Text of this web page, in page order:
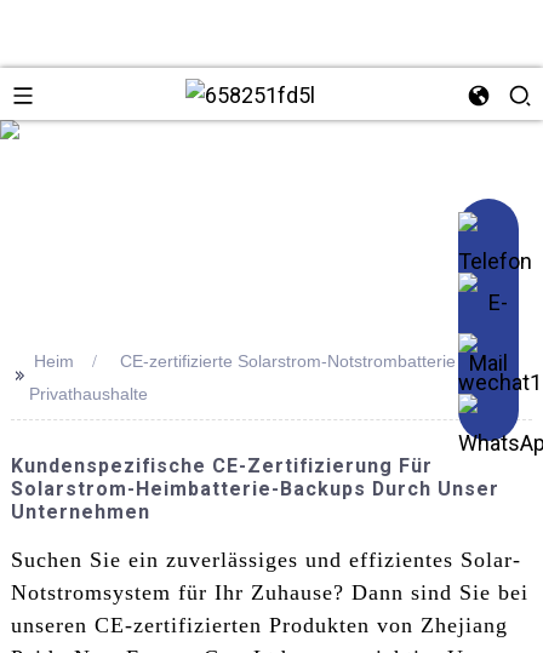
>>
Heim
CE-zertifizierte Solarstrom-Notstrombatterie für
Privathaushalte
Kundenspezifische CE-Zertifizierung Für
Solarstrom-Heimbatterie-Backups Durch Unser
Unternehmen
Suchen Sie ein zuverlässiges und effizientes Solar-
Notstromsystem für Ihr Zuhause? Dann sind Sie bei
unseren CE-zertifizierten Produkten von Zhejiang